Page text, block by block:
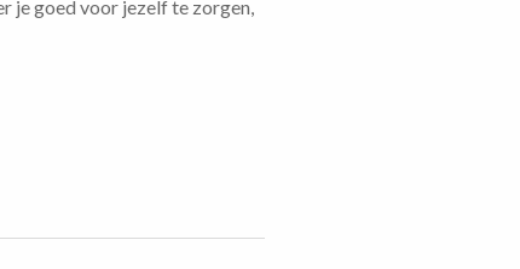
je goed voor jezelf te zorgen,